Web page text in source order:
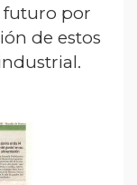
futuro por
de estos